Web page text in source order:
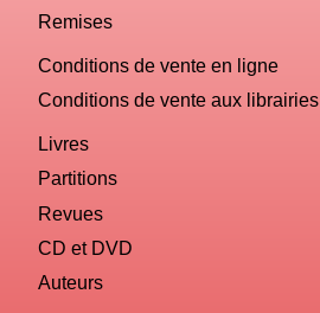
Remises
Conditions de vente en ligne
Conditions de vente aux librairies
Livres
Partitions
Revues
CD et DVD
Auteurs